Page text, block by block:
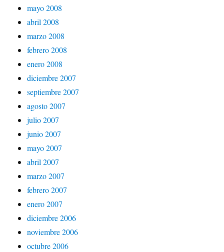
mayo 2008
abril 2008
marzo 2008
febrero 2008
enero 2008
diciembre 2007
septiembre 2007
agosto 2007
julio 2007
junio 2007
mayo 2007
abril 2007
marzo 2007
febrero 2007
enero 2007
diciembre 2006
noviembre 2006
octubre 2006